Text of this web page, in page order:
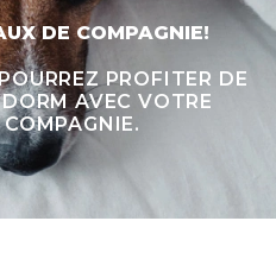
DE COMPAGNIE!
PROFITER DE
AVEC VOTRE